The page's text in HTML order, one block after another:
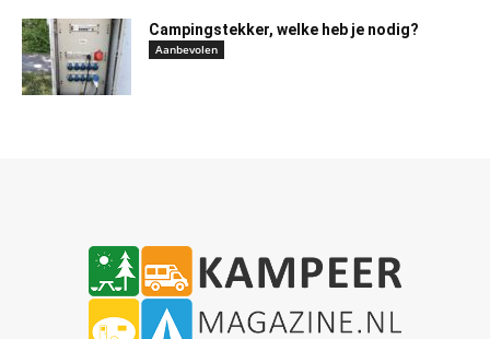
Campingstekker, welke heb je nodig?
Aanbevolen